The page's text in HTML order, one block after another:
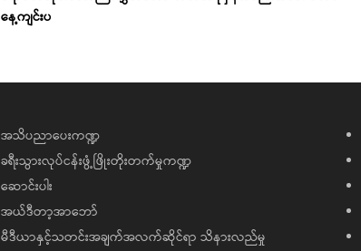
နေ့ကျင်းပ
အသိပညာပေးကဏ္ဍ
ခရီးသွားလုပ်ငန်းဖွံ့ဖြိုးတိုးတက်မှုကဏ္ဍ
ဆောင်းပါး
အယ်ဒီတာ့အာဘော်
မီဒီယာနှင့်သတင်းအချက်အလက်ဆိုင်ရာ သိနားလည်မှု